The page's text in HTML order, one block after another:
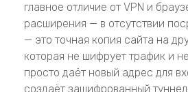
главное отличие от VPN и
расширения — в отсутствии
— это точная копия сайта на
которая не шифрует трафик и
просто даёт новый адрес для
создаёт зашифрованный